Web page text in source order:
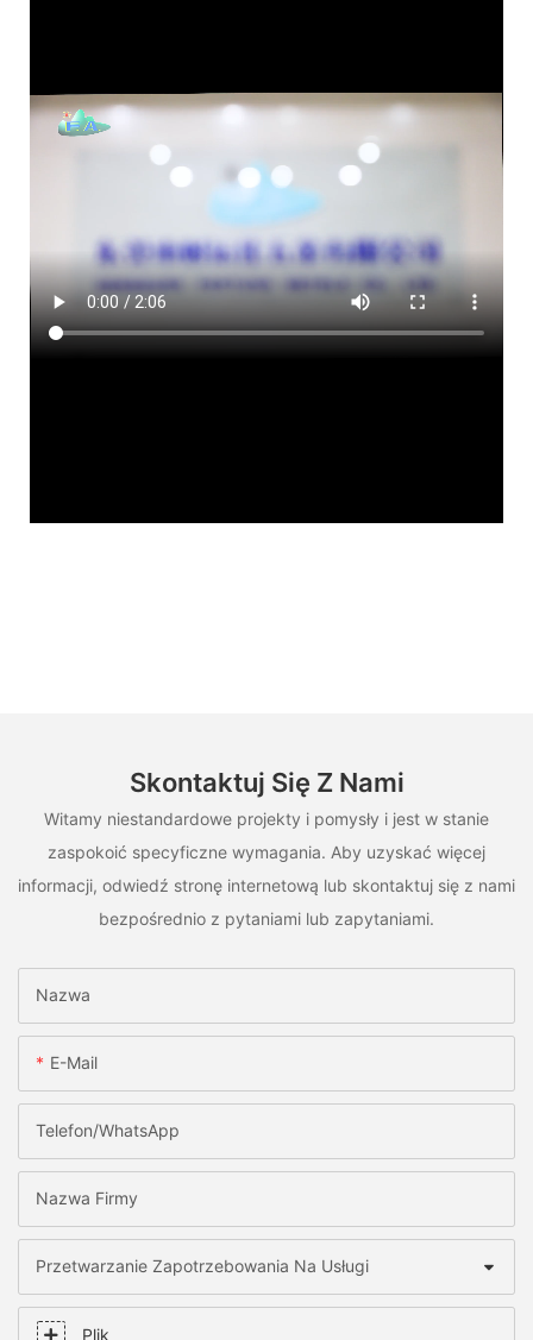
Skontaktuj Się Z Nami
Witamy niestandardowe projekty i pomysły i jest w stanie
zaspokoić specyficzne wymagania. Aby uzyskać więcej
informacji, odwiedź stronę internetową lub skontaktuj się z nami
bezpośrednio z pytaniami lub zapytaniami.
Nazwa
E-Mail
Telefon/WhatsApp
Nazwa Firmy
Przetwarzanie Zapotrzebowania Na Usługi
Plik